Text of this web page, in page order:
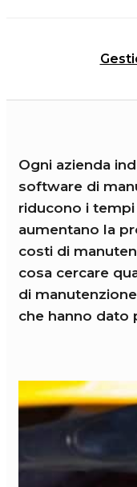
Ogni azienda
software di
riducono i
aumentano la
costi di
cosa cercare
di
che hanno dato